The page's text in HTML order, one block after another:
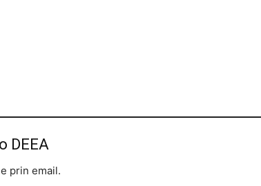
DEEA
prin email.